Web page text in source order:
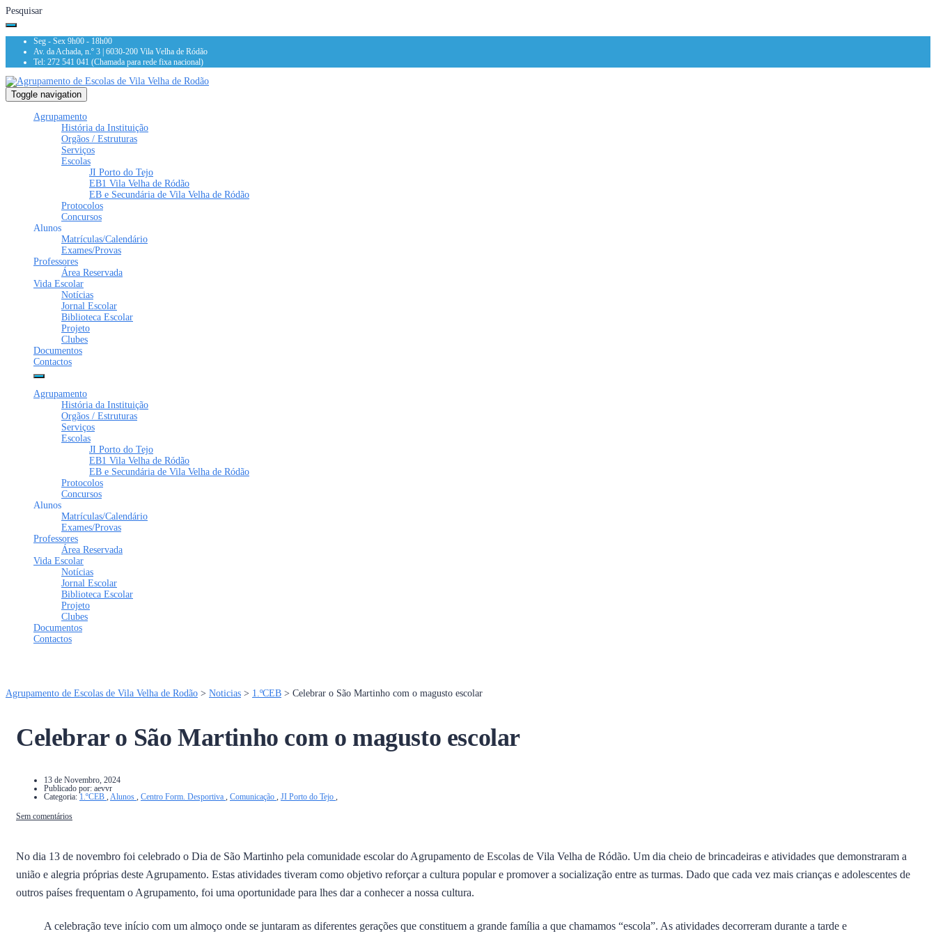
Pesquisar
Seg - Sex 9h00 - 18h00
Av. da Achada, n.º 3 | 6030-200 Vila Velha de Ródão
Tel: 272 541 041 (Chamada para rede fixa nacional)
Toggle navigation
Agrupamento
História da Instituição
Orgãos / Estruturas
Serviços
Escolas
JI Porto do Tejo
EB1 Vila Velha de Ródão
EB e Secundária de Vila Velha de Ródão
Protocolos
Concursos
Alunos
Matrículas/Calendário
Exames/Provas
Professores
Área Reservada
Vida Escolar
Notícias
Jornal Escolar
Biblioteca Escolar
Projeto
Clubes
Documentos
Contactos
Agrupamento
História da Instituição
Orgãos / Estruturas
Serviços
Escolas
JI Porto do Tejo
EB1 Vila Velha de Ródão
EB e Secundária de Vila Velha de Ródão
Protocolos
Concursos
Alunos
Matrículas/Calendário
Exames/Provas
Professores
Área Reservada
Vida Escolar
Notícias
Jornal Escolar
Biblioteca Escolar
Projeto
Clubes
Documentos
Contactos
Agrupamento de Escolas de Vila Velha de Rodão > Noticias > 1.ºCEB > Celebrar o São Martinho com o magusto escolar
Celebrar o São Martinho com o magusto escolar
13 de Novembro, 2024
Publicado por: aevvr
Categoria: 1.ºCEB , Alunos , Centro Form. Desportiva , Comunicação , JI Porto do Tejo ,
Sem comentários
No dia 13 de novembro foi celebrado o Dia de São Martinho pela comunidade escolar do Agrupamento de Escolas de Vila Velha de Ródão. Um dia cheio de brincadeiras e atividades que demonstraram a
união e alegria próprias deste Agrupamento. Estas atividades tiveram como objetivo reforçar a cultura popular e promover a socialização entre as turmas. Dado que cada vez mais crianças e adolescentes de
outros países frequentam o Agrupamento, foi uma oportunidade para lhes dar a conhecer a nossa cultura.
A celebração teve início com um almoço onde se juntaram as diferentes gerações que constituem a grande família a que chamamos “escola”. As atividades decorreram durante a tarde e